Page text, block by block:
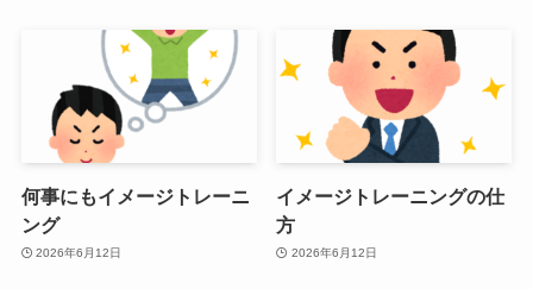
何事にもイメージトレーニ
ング
2026年6月12日
イメージトレーニングの仕
方
2026年6月12日